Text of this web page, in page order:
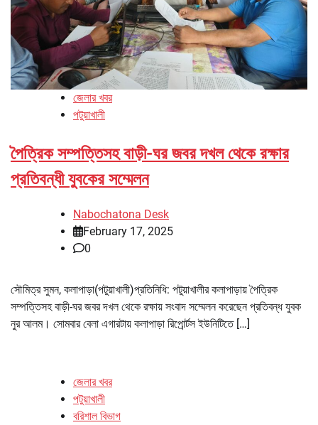
জেলার খবর
পটুয়াখালী
পৈত্রিক সম্পত্তিসহ বাড়ী-ঘর জবর দখল থেকে রক্ষার
প্রতিবন্ধী যুবকের সম্মেলন
Nabochatona Desk
February 17, 2025
0
সৌমিত্র সুমন, কলাপাড়া(পটুয়াখালী)প্রতিনিধি: পটুয়াখালীর কলাপাড়ায় পৈত্রিক
সম্পত্তিসহ বাড়ী-ঘর জবর দখল থেকে রক্ষায় সংবাদ সম্মেলন করেছেন প্রতিবন্ধ যুবক
নুর আলম। সোমবার বেলা এগারটায় কলাপাড়া রিপোর্র্টস ইউনিটিতে […]
জেলার খবর
পটুয়াখালী
বরিশাল বিভাগ